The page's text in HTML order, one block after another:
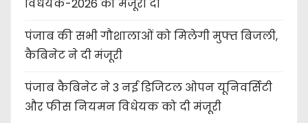
विधेयक-2026 को मंजूरी दी
पंजाब की सभी गौशालाओं को मिलेगी मुफ्त बिजली,
कैबिनेट ने दी मंजूरी
पंजाब कैबिनेट ने 3 नई डिजिटल ओपन यूनिवर्सिटी
और फीस नियमन विधेयक को दी मंजूरी